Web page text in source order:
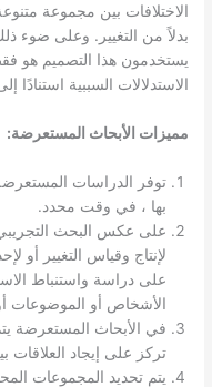
الاختلافات بين مجموعة
بدلاً من التغيير. وعلى ضوء
يستخدمون هذا التصميم هو
الاستدلالات السببية استنادًا
مميزات الأبحاث المستعرضة:
توفر الدراسات
بها ، في وقت محدد.
على عكس البحث
لإنتاج وقياس التغيير أو
على دراسة واستنباط
الأشخاص أو الموضوعات
في الأبحاث المستعرضة
تركز على إيجاد
يتم تحديد المجموعات